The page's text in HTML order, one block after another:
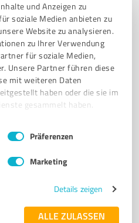
und Anzeigen zu
soziale Medien anbieten zu
Website zu analysieren.
zu Ihrer Verwendung
für soziale Medien,
Unsere Partner führen diese
mit weiteren Daten
haben oder die sie im
gesammelt haben.
Präferenzen
Marketing
Details zeigen
ALLE ZULASSEN
(5 Quellen)
gelistet werden?